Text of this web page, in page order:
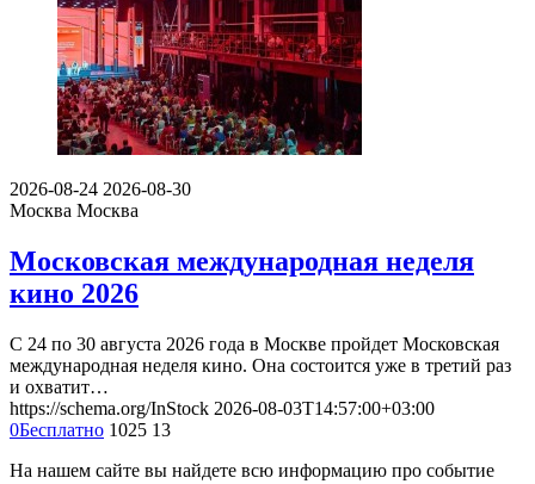
2026-08-24 2026-08-30
Москва Москва
Московская международная неделя
кино 2026
С 24 по 30 августа 2026 года в Москве пройдет Московская
международная неделя кино. Она состоится уже в третий раз
и охватит…
https://schema.org/InStock 2026-08-03T14:57:00+03:00
0Бесплатно 1025 13
На нашем сайте вы найдете всю информацию про событие